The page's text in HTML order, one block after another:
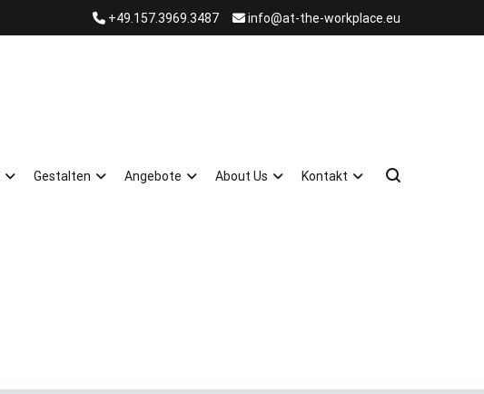
+49.157.3969.3487 info@at-the-workplace.eu
Gestalten Angebote About Us Kontakt